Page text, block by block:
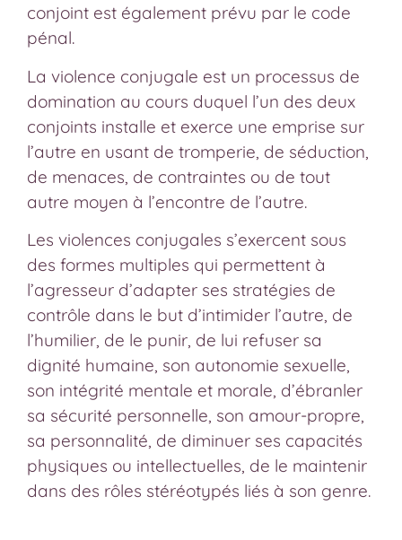
conjoint est également prévu par le code
pénal.
La violence conjugale est un processus de
domination au cours duquel l’un des deux
conjoints installe et exerce une emprise sur
l’autre en usant de tromperie, de séduction,
de menaces, de contraintes ou de tout
autre moyen à l’encontre de l’autre.
Les violences conjugales s’exercent sous
des formes multiples qui permettent à
l’agresseur d’adapter ses stratégies de
contrôle dans le but d’intimider l’autre, de
l’humilier, de le punir, de lui refuser sa
dignité humaine, son autonomie sexuelle,
son intégrité mentale et morale, d’ébranler
sa sécurité personnelle, son amour-propre,
sa personnalité, de diminuer ses capacités
physiques ou intellectuelles, de le maintenir
dans des rôles stéréotypés liés à son genre.